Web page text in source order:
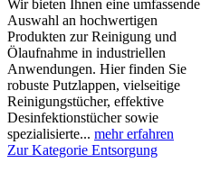
Wir bieten Ihnen eine umfassende
Auswahl an hochwertigen
Produkten zur Reinigung und
Ölaufnahme in industriellen
Anwendungen. Hier finden Sie
robuste Putzlappen, vielseitige
Reinigungstücher, effektive
Desinfektionstücher sowie
spezialisierte... mehr erfahren
Zur Kategorie Entsorgung